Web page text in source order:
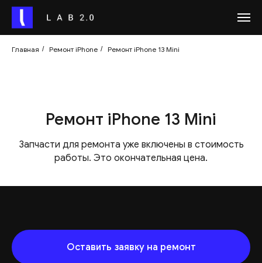
Главная / Ремонт iPhone / Ремонт iPhone 13 Mini
Ремонт iPhone 13 Mini
Запчасти для ремонта уже включены в стоимость
работы. Это окончательная цена.
Оставить заявку на ремонт